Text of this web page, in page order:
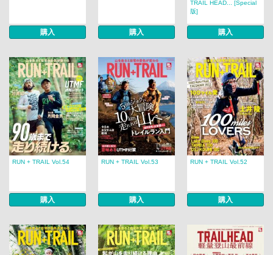
購入 購入
TRAIL HEAD... [Special
版]
購入
RUN + TRAIL Vol.54
購入
RUN + TRAIL Vol.53
購入
RUN + TRAIL Vol.52
購入